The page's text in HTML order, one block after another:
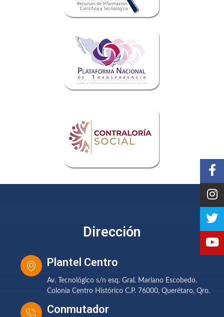
Dirección
Plantel Centro
Av. Tecnológico s/n esq. Gral. Mariano Escobedo.
Colonia Centro Histórico C.P. 76000, Querétaro, Qro.
Conmutador